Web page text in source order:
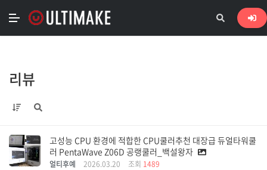
리뷰
고성능 CPU 환경에 적합한 CPU쿨러추천 대장급 듀얼타워쿨
러 PentaWave Z06D 공랭쿨러_백설왕자
얼티후예 2026.03.20 조회 1489